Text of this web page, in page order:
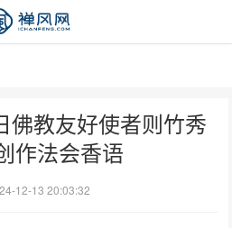
佛教友好使者则竹秀
作法会香语
12-13 20:03:32